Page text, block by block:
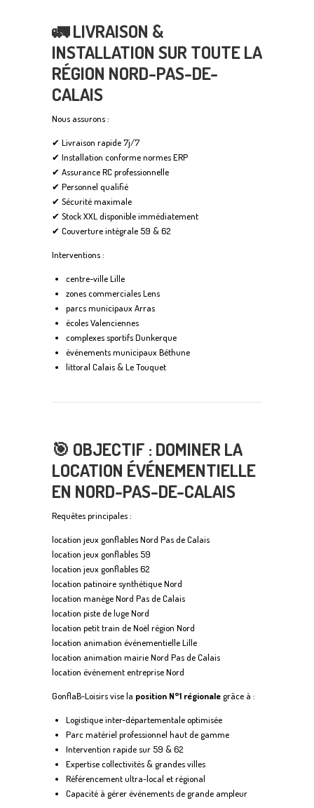
🚛 LIVRAISON &
INSTALLATION SUR TOUTE LA
RÉGION NORD-PAS-DE-
CALAIS
Nous assurons :
✔ Livraison rapide 7j/7
✔ Installation conforme normes ERP
✔ Assurance RC professionnelle
✔ Personnel qualifié
✔ Sécurité maximale
✔ Stock XXL disponible immédiatement
✔ Couverture intégrale 59 & 62
Interventions :
centre-ville Lille
zones commerciales Lens
parcs municipaux Arras
écoles Valenciennes
complexes sportifs Dunkerque
événements municipaux Béthune
littoral Calais & Le Touquet
🎯 OBJECTIF : DOMINER LA
LOCATION ÉVÉNEMENTIELLE
EN NORD-PAS-DE-CALAIS
Requêtes principales :
location jeux gonflables Nord Pas de Calais
location jeux gonflables 59
location jeux gonflables 62
location patinoire synthétique Nord
location manège Nord Pas de Calais
location piste de luge Nord
location petit train de Noël région Nord
location animation événementielle Lille
location animation mairie Nord Pas de Calais
location événement entreprise Nord
GonflaB-Loisirs vise la position N°1 régionalegrâce à :
Logistique inter-départementale optimisée
Parc matériel professionnel haut de gamme
Intervention rapide sur 59 & 62
Expertise collectivités & grandes villes
Référencement ultra-local et régional
Capacité à gérer événements de grande ampleur